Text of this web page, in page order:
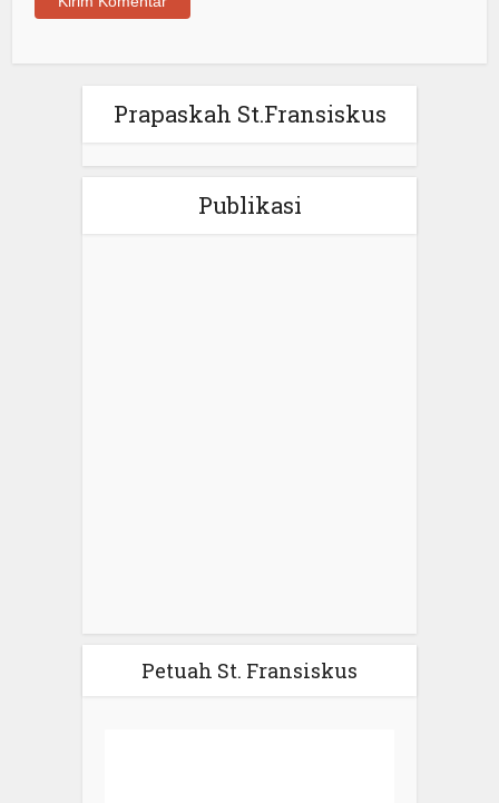
Prapaskah St.Fransiskus
Publikasi
Petuah St. Fransiskus